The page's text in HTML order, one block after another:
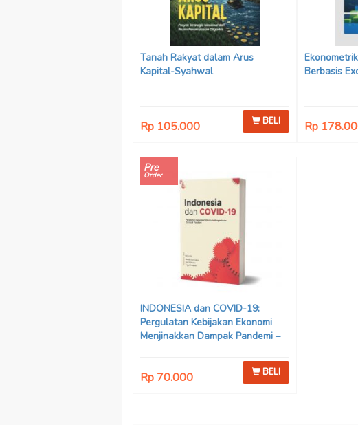
Tanah Rakyat dalam Arus
Kapital-Syahwal
Rp 105.000 BELI
Berbasis
Rp
Pre
Order
INDONESIA dan COVID-19:
Pergulatan Kebijakan Ekonomi
Menjinakkan Dampak Pandemi –
Rp 70.000 BELI